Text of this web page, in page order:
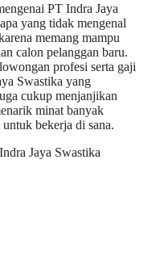
PT Indra Jaya
yang tidak mengenal
memang mampu
calon pelanggan baru.
profesi serta gaji
Swastika yang
cukup menjanjikan
minat banyak
untuk bekerja di sana.